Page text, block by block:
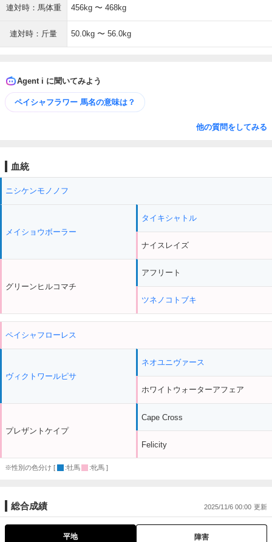
連対時：馬体重 456kg 〜 468kg
連対時：斤量 50.0kg 〜 56.0kg
Agent i に聞いてみよう
ペイシャフラワー 馬名の意味は？
他の質問をしてみる
血統
ニシケンモノノフ
メイショウボーラー
グリーンヒルコマチ
タイキシャトル
ナイスレイズ
アフリート
ツネノコトブキ
ペイシャフローレス
ヴィクトワールピサ
プレザントケイプ
ネオユニヴァース
ホワイトウォーターアフェア
Cape Cross
Felicity
※性別の色分け [ :牡馬 :牝馬 ]
総合成績 2025/11/6 00:00
平地 障害